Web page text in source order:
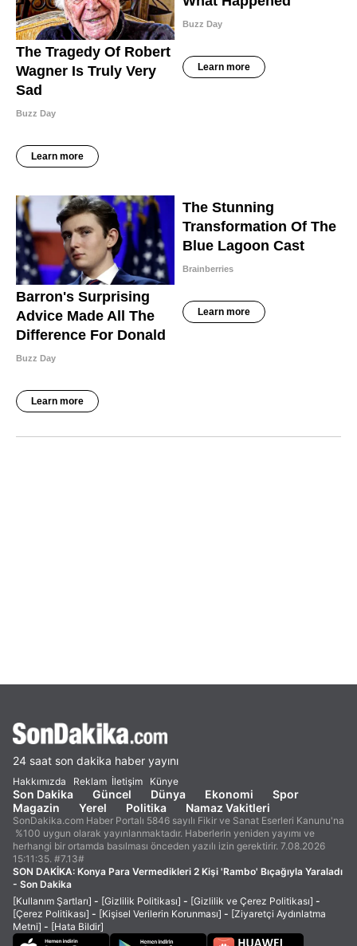
24 saat son dakika haber yayını
Hakkımızda Reklam İletişim Künye
Son Dakika Güncel Dünya Ekonomi
Spor
Magazin
Yerel Politika Namaz Vakitleri
SonDakika.com Haber Portalı 5846 sayılı Fikir ve Sanat Eserleri Kanunu'na
%100 uygun olarak yayınlanmaktadır. Haberlerin yeniden yayımı ve
herhangi bir ortamda basılması önceden yazılı izin gerektirir. 7.08.2026
15:11:35. #7.13#
SON DAKİKA: Konya Para Vermedikleri 2 Kişi 'Rambo' Bıçağıyla Yaraladı
- Son Dakika
[Kullanım Şartları] - [Gizlilik Politikası] - [Gizlilik ve Çerez Politikası] -
[Çerez Politikası] - [Kişisel Verilerin Korunması] - [Ziyaretçi Aydınlatma
Metni] - [Hata Bildir]